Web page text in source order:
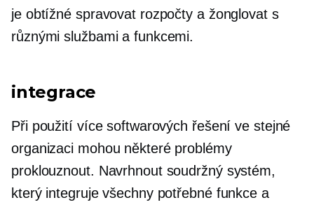
je obtížné spravovat rozpočty a žonglovat s
různými službami a funkcemi.
integrace
Při použití více softwarových řešení ve stejné
organizaci mohou některé problémy
proklouznout. Navrhnout soudržný systém,
který integruje všechny potřebné funkce a